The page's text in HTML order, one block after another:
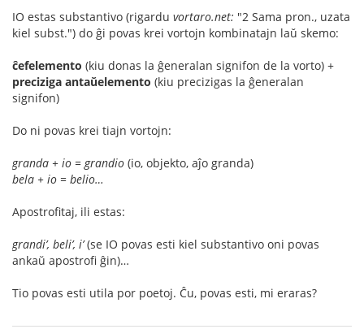
IO estas substantivo (rigardu vortaro.net: "2 Sama pron., uzata
kiel subst.") do ĝi povas krei vortojn kombinatajn laŭ skemo:
ĉefelemento (kiu donas la ĝeneralan signifon de la vorto) +
preciziga antaŭelemento (kiu precizigas la ĝeneralan
signifon)
Do ni povas krei tiajn vortojn:
granda + io = grandio (io, objekto, aĵo granda)
bela + io = belio…
Apostrofitaj, ili estas:
grandi’, beli’, i’(se IO povas esti kiel substantivo oni povas
ankaŭ apostrofi ĝin)…
Tio povas esti utila por poetoj. Ĉu, povas esti, mi eraras?